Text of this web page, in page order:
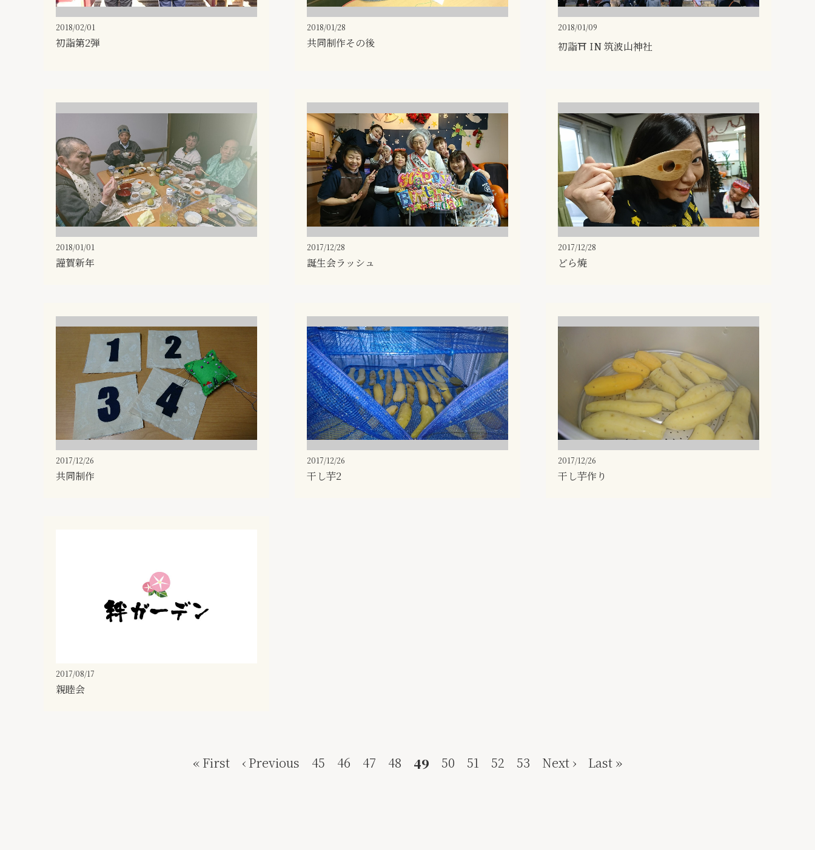
2018/02/01
初詣第2弾
2018/01/28
共同制作その後
2018/01/09
初詣⛩ IN 筑波山神社
2018/01/01
謹賀新年
2017/12/28
誕生会ラッシュ
2017/12/28
どら焼
2017/12/26
共同制作
2017/12/26
干し芋2
2017/12/26
干し芋作り
2017/08/17
親睦会
« First ‹ Previous 45 46 47 48 49 50 51 52 53 Next › Last »